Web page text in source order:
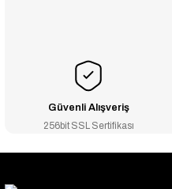
Güvenli Alışveriş
256bit SSL Sertifikası